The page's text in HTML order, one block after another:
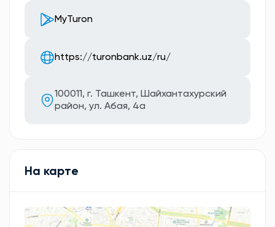
MyTuron
https://turonbank.uz/ru/
100011, г. Ташкент, Шайхантахурский
район, ул. Абая, 4а
На карте